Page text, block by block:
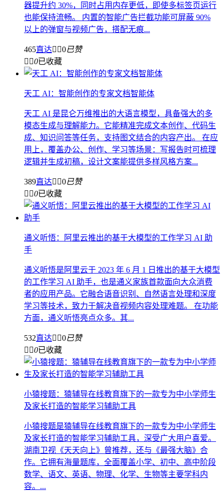
器提升约 30%，同时占用内存更低，即使多标签页运行
也能保持流畅。 内置的智能广告拦截功能可屏蔽 90%
以上的弹窗与视频广告，搭配无痕...
465直达 0已赞
 0已收藏
天工 AI：智能创作的专家文档智能体
天工 AI 是昆仑万维推出的大语言模型，具备强大的多
模态生成与理解能力。它能精准完成文本创作、代码生
成、知识问答等任务，支持图文结合的内容产出。 在应
用上，覆盖办公、创作、学习等场景：写报告时可梳理
逻辑并生成初稿，设计文案能提供多样风格方案...
389直达 0已赞
 0已收藏
通义听悟：阿里云推出的基于大模型的工作学习 AI 助
手
通义听悟是阿里云于 2023 年 6 月 1 日推出的基于大模型
的工作学习 AI 助手，也是通义家族首款面向大众消费
者的应用产品。它融合语音识别、自然语言处理和深度
学习等技术，致力于解决音视频内容处理难题。 在功能
方面，通义听悟亮点众多。其...
532直达 0已赞
 0已收藏
小猿搜题：猿辅导在线教育旗下的一款专为中小学师生
及家长打造的智能学习辅助工具
小猿搜题是猿辅导在线教育旗下的一款专为中小学师生
及家长打造的智能学习辅助工具，深受广大用户喜爱。
湖南卫视《天天向上》曾推荐，还与《最强大脑》合
作。它拥有海量题库，全面覆盖小学、初中、高中阶段
数学、语文、英语、物理、化学、生物等主要学科内
容。...